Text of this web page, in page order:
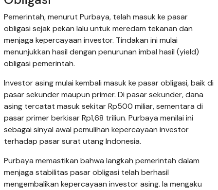
Pemerintah, menurut Purbaya, telah masuk ke pasar
obligasi sejak pekan lalu untuk meredam tekanan dan
menjaga kepercayaan investor. Tindakan ini mulai
menunjukkan hasil dengan penurunan imbal hasil (yield)
obligasi pemerintah.
Investor asing mulai kembali masuk ke pasar obligasi, baik di
pasar sekunder maupun primer. Di pasar sekunder, dana
asing tercatat masuk sekitar Rp500 miliar, sementara di
pasar primer berkisar Rp1,68 triliun. Purbaya menilai ini
sebagai sinyal awal pemulihan kepercayaan investor
terhadap pasar surat utang Indonesia.
Purbaya memastikan bahwa langkah pemerintah dalam
menjaga stabilitas pasar obligasi telah berhasil
mengembalikan kepercayaan investor asing. Ia mengaku